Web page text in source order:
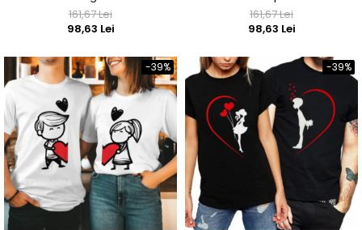
161,67 Lei
98,63 Lei
161,67 Lei
98,63 Lei
-39% -39%